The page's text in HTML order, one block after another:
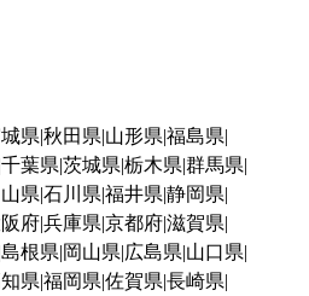
県 秋田県 山形県 福島県
千葉県 茨城県 栃木県 群馬県
県 石川県 福井県 静岡県
府兵庫県 京都府滋賀県
島根県 岡山県 広島県 山口県
県 福岡県 佐賀県 長崎県